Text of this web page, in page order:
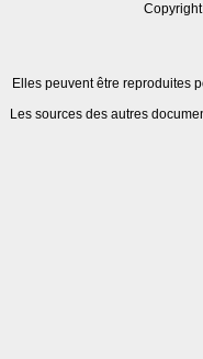
Elles peuvent être reproduites
Les sources des autres